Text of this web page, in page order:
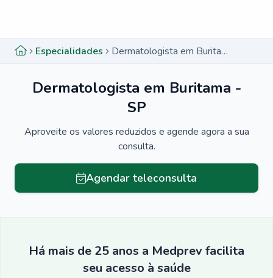
Especialidades Dermatologista em Buritama - SP
Dermatologista em Buritama -
SP
Aproveite os valores reduzidos e agende agora a sua
consulta.
Agendar teleconsulta
Há mais de 25 anos a Medprev facilita
seu acesso à saúde